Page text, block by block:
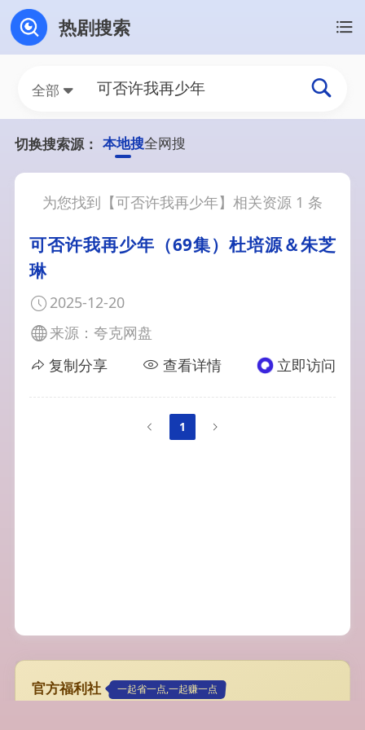
热剧搜索
全部
切换搜索源： 本地搜全网搜
为您找到【可否许我再少年】相关资源 1 条
可否许我再少年（69集）杜培源＆朱芝
琳
2025-12-20
来源：夸克网盘
复制分享
查看详情 立即访问
1
官方福利社 一起省一点,一起赚一点